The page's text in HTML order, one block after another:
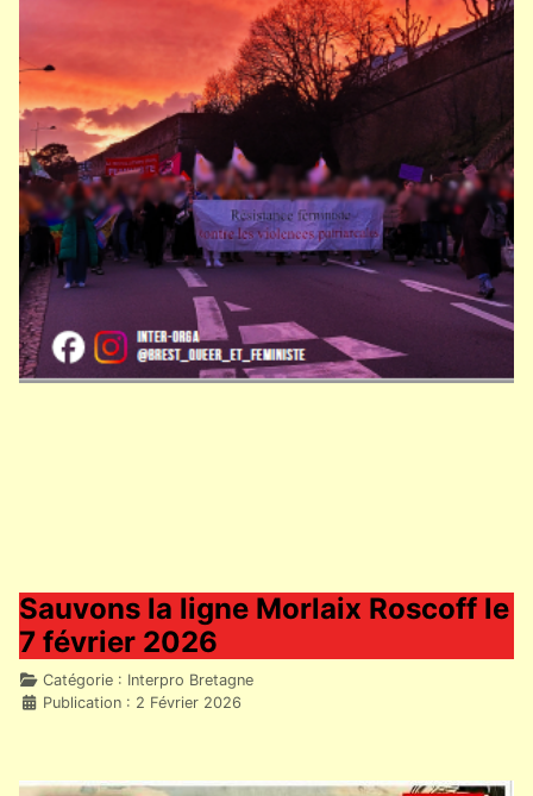
Sauvons la ligne Morlaix Roscoff le
7 février 2026
DétailsCatégorie : Interpro Bretagne
Publication : 2 Février 2026